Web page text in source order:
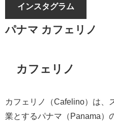
インスタグラム
パナマ カフェリノ
カフェリノ
カフェリノ（Cafelino）は、
業とするパナマ（Panama）